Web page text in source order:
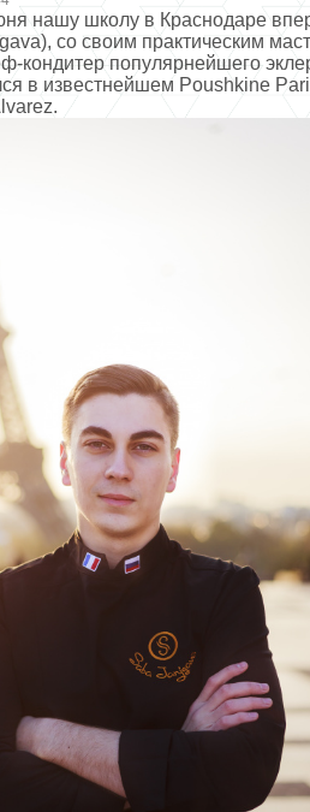
нашу школу в Краснодаре
со своим практическим
кондитер популярнейшего
в известнейшем Poushkine